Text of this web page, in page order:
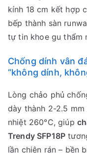
kính 18 cm kết hợp
bếp thành sàn
tự tin khoe gu thẩm
Chống dính vân
“không dính,
Lòng chảo phủ
dày thành 2-2.5
nhiệt 260°C, giúp
Trendy SFP18P
lần chiên rán – bền